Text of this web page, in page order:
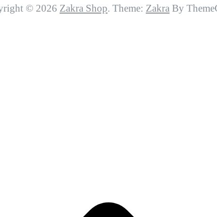
© 2026 Zakra Shop. Theme: Zakra By